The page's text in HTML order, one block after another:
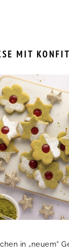
MIT
in „neuem“